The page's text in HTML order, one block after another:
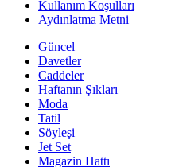
Kullanım Koşulları
Aydınlatma Metni
Güncel
Davetler
Caddeler
Haftanın Şıkları
Moda
Tatil
Söyleşi
Jet Set
Magazin Hattı